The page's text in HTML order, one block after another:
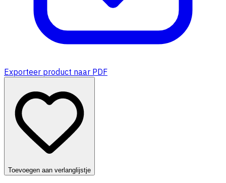
Exporteer product naar PDF
Toevoegen aan verlanglijstje